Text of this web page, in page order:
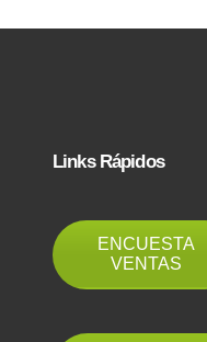
Links Rápidos
ENCUESTA
VENTAS